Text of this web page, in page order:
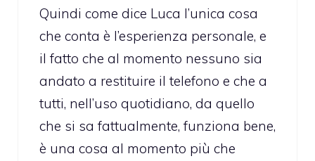
Quindi come dice Luca l’unica cosa
che conta è l’esperienza personale, e
il fatto che al momento nessuno sia
andato a restituire il telefono e che a
tutti, nell’uso quotidiano, da quello
che si sa fattualmente, funziona bene,
è una cosa al momento più che